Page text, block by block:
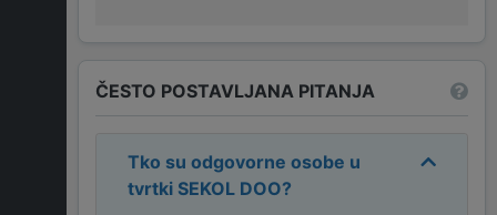
ČESTO POSTAVLJANA PITANJA
Tko su odgovorne osobe u
tvrtki SEKOL DOO?